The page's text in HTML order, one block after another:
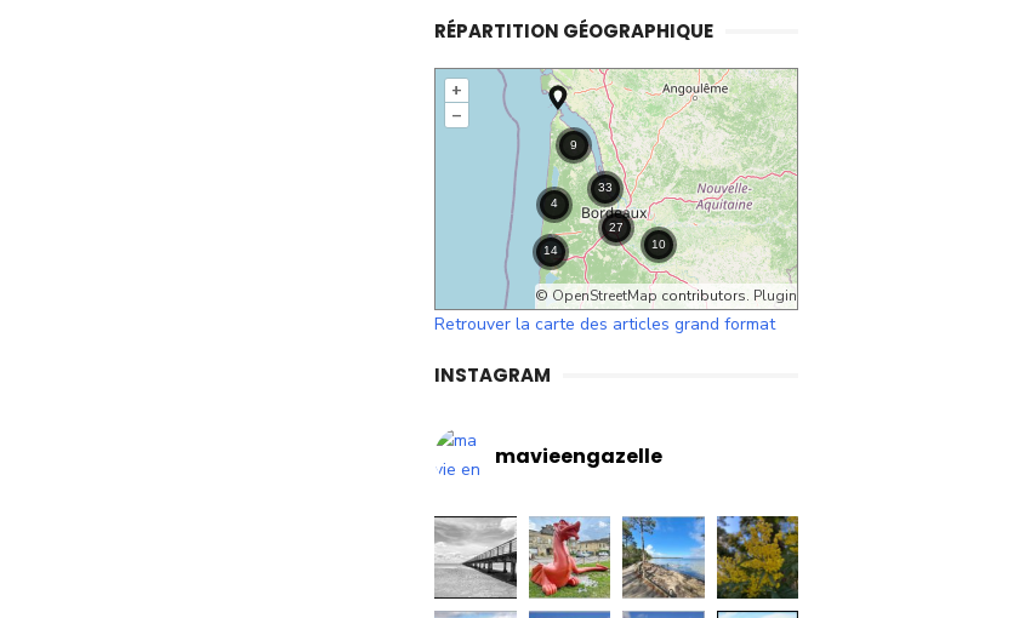
RÉPARTITION GÉOGRAPHIQUE
+
–
© OpenStreetMap contributors. Plugin
Retrouver la carte des articles grand format
INSTAGRAM
mavieengazelle